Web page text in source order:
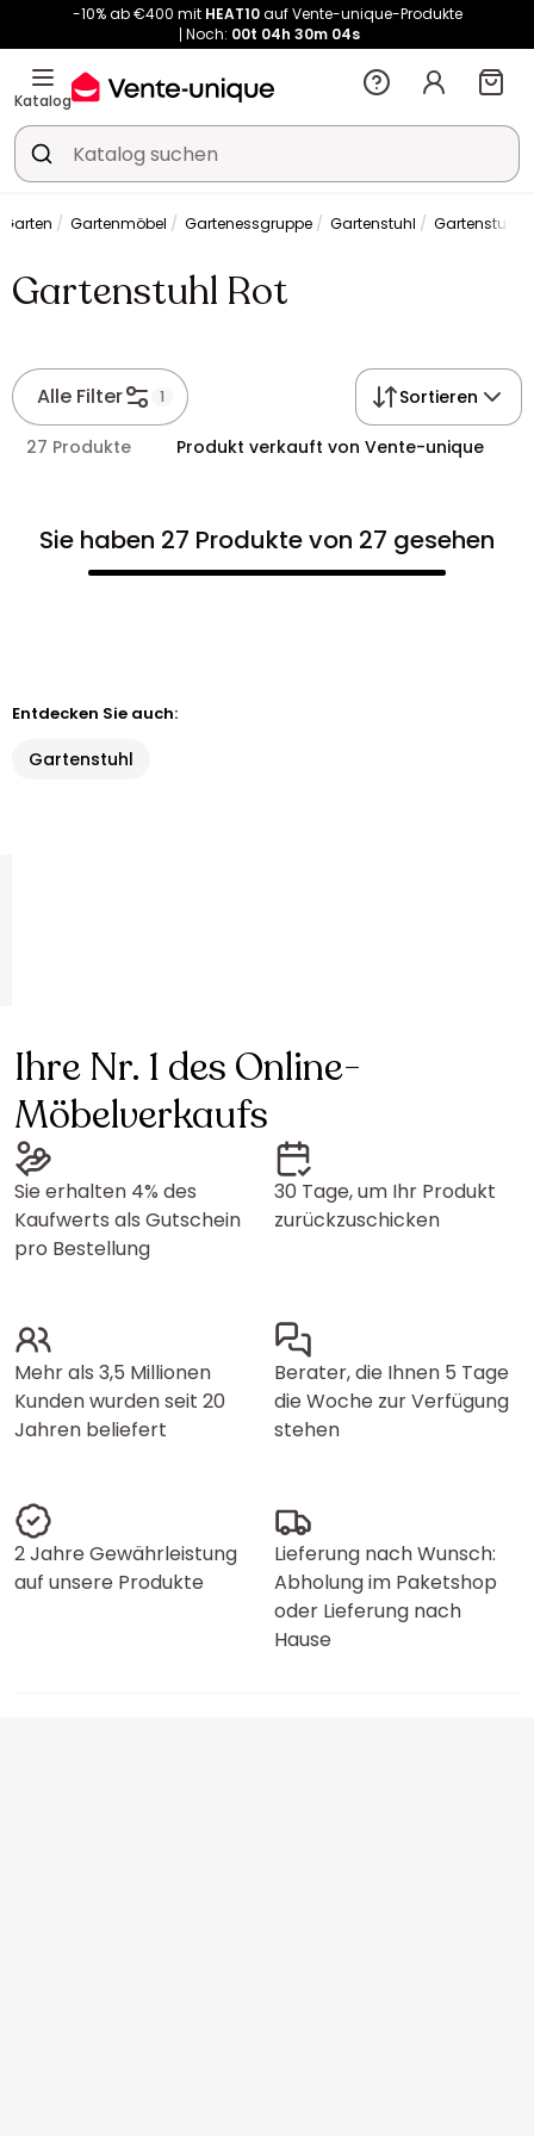
-10% ab €400 mit HEAT10auf Vente-unique-Produkte
Noch: 00t 04h 30m 04s
-10% ab €400 mitHEAT10auf Vente-unique-Produkte
Katalog
Garten Gartenmöbel Gartenessgruppe Gartenstuhl Gartenstuhl
Gartenstuhl Rot
Alle Filter 1 Sortieren
27 Produkte Produkt verkauft von Vente-unique
Sie haben 27 Produkte von 27 gesehen
Entdecken Sie auch:
Gartenstuhl
Ihre Nr. 1 des Online-
Möbelverkaufs
Sie erhalten 4% des
Kaufwerts als Gutschein
pro Bestellung
30 Tage, um Ihr Produkt
zurückzuschicken
Mehr als 3,5 Millionen
Kunden wurden seit 20
Jahren beliefert
Berater, die Ihnen 5 Tage
die Woche zur Verfügung
stehen
2 Jahre Gewährleistung
auf unsere Produkte
Lieferung nach Wunsch:
Abholung im Paketshop
oder Lieferung nach
Hause